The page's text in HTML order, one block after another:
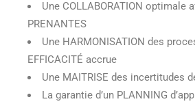
Une COLLABORATION optimale
PRENANTES
Une HARMONISATION des
EFFICACITÉ accrue
Une MAITRISE des incertitudes
La garantie d’un PLANNING